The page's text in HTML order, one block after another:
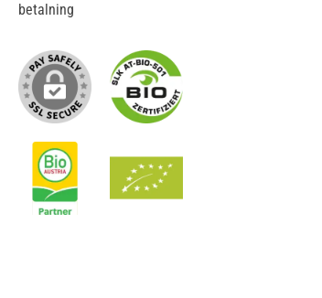
betalning